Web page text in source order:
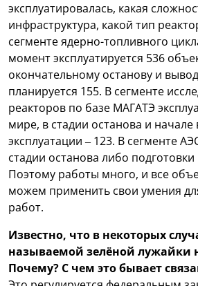
эксплуатировалась, какая
инфраструктура, какой тип
сегменте ядерно-топливного
момент эксплуатируется 536
окончательному останову и
планируется 155. В сегменте
реакторов по базе МАГАТЭ
мире, в стадии останова и начале
эксплуатации – 123. В сегменте
стадии останова либо подготовки
Поэтому работы много, и все
можем применить свои умения
работ.
Известно, что в некоторых
называемой зелёной лужайки
Почему? С чем это бывает